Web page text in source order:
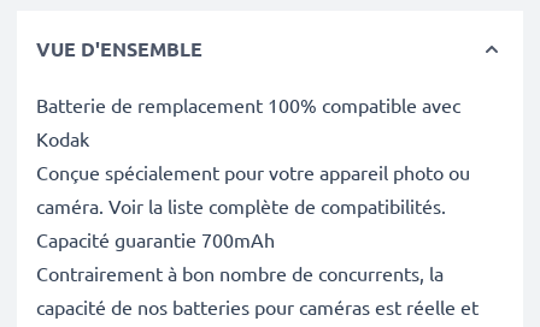
VUE D'ENSEMBLE
Batterie de remplacement 100% compatible avec
Kodak
Conçue spécialement pour votre appareil photo ou
caméra. Voir la liste complète de compatibilités.
Capacité guarantie 700mAh
Contrairement à bon nombre de concurrents, la
capacité de nos batteries pour caméras est réelle et